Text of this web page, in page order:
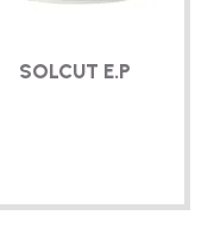
SOLCUT E.P